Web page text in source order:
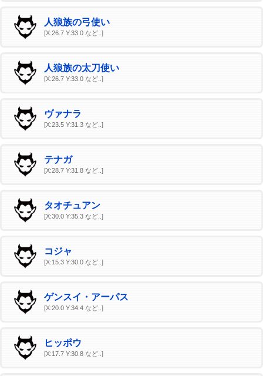
人狼族の弓使い
[X:26.7 Y:33.0 など..]
人狼族の太刀使い
[X:26.7 Y:33.0 など..]
ヴァナラ
[X:23.5 Y:31.3 など..]
テナガ
[X:28.7 Y:31.8 など..]
タオチュアン
[X:30.0 Y:35.3 など..]
コジャ
[X:15.3 Y:30.0 など..]
ゲンスイ・アーパス
[X:20.0 Y:34.4 など..]
ヒッポウ
[X:17.7 Y:30.8 など..]